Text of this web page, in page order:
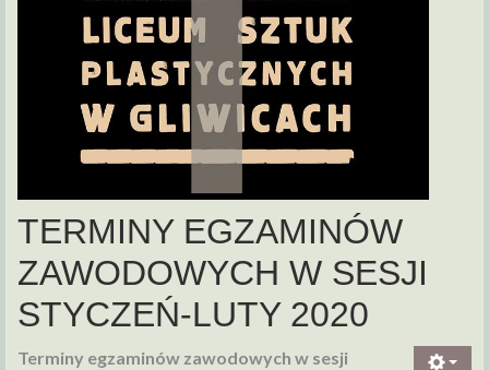
TERMINY EGZAMINÓW
ZAWODOWYCH W SESJI
STYCZEŃ-LUTY 2020
Terminy egzaminów zawodowych w sesji